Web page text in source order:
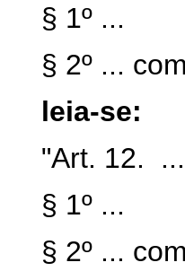
§ 1º ...
§ 2º ...
leia-se:
"Art. 12. ...
§ 1º ...
§ 2º ...